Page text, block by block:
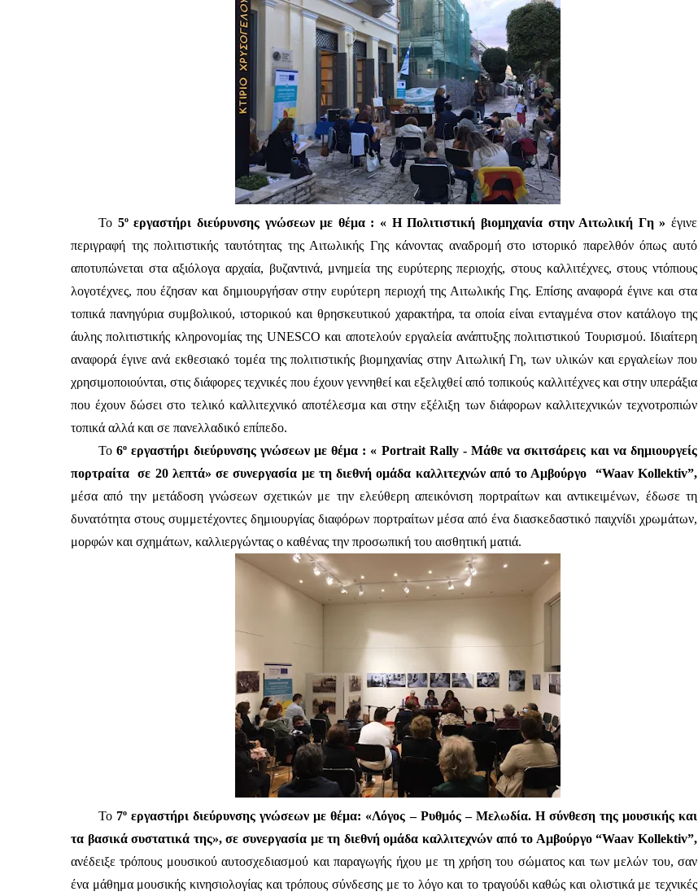
Το 5ο εργαστήρι διεύρυνσης γνώσεων με θέμα : « Η Πολιτιστική βιομηχανία στην Αιτωλική Γη » έγινε
περιγραφή της πολιτιστικής ταυτότητας της Αιτωλικής Γης κάνοντας αναδρομή στο ιστορικό παρελθόν όπως αυτό
αποτυπώνεται στα αξιόλογα αρχαία, βυζαντινά, μνημεία της ευρύτερης περιοχής, στους καλλιτέχνες, στους ντόπιους
λογοτέχνες, που έζησαν και δημιουργήσαν στην ευρύτερη περιοχή της Αιτωλικής Γης. Επίσης αναφορά έγινε και στα
τοπικά πανηγύρια συμβολικού, ιστορικού και θρησκευτικού χαρακτήρα, τα οποία είναι ενταγμένα στον κατάλογο της
άυλης πολιτιστικής κληρονομίας της UNESCO και αποτελούν εργαλεία ανάπτυξης πολιτιστικού Τουρισμού. Ιδιαίτερη
αναφορά έγινε ανά εκθεσιακό τομέα της πολιτιστικής βιομηχανίας στην Αιτωλική Γη, των υλικών και εργαλείων που
χρησιμοποιούνται, στις διάφορες τεχνικές που έχουν γεννηθεί και εξελιχθεί από τοπικούς καλλιτέχνες και στην υπεράξια
που έχουν δώσει στο τελικό καλλιτεχνικό αποτέλεσμα και στην εξέλιξη των διάφορων καλλιτεχνικών τεχνοτροπιών
τοπικά αλλά και σε πανελλαδικό επίπεδο.
Το 6ο εργαστήρι διεύρυνσης γνώσεων με θέμα : « Portrait Rally - Μάθε να σκιτσάρεις και να δημιουργείς
μέσα από την μετάδοση γνώσεων σχετικών με την ελεύθερη απεικόνιση πορτραίτων και αντικειμένων, έδωσε τη
δυνατότητα στους συμμετέχοντες δημιουργίας διαφόρων πορτραίτων μέσα από ένα διασκεδαστικό παιχνίδι χρωμάτων,
μορφών και σχημάτων, καλλιεργώντας ο καθένας την προσωπική του αισθητική ματιά.
Το 7ο εργαστήρι διεύρυνσης γνώσεων με θέμα: «Λόγος – Ρυθμός – Μελωδία. Η σύνθεση της μουσικής και
ανέδειξε τρόπους μουσικού αυτοσχεδιασμού και παραγωγής ήχου με τη χρήση του σώματος και των μελών του, σαν
ένα μάθημα μουσικής κινησιολογίας και τρόπους σύνδεσης με το λόγο και το τραγούδι καθώς και ολιστικά με τεχνικές